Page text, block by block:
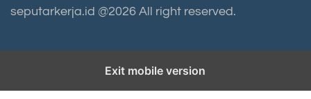
seputarkerja.id @2026 All right reserved.
Exit mobile version